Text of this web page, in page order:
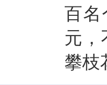
百名
元
攀枝